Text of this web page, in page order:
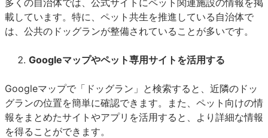
載しています。特に、ペット共生を推進している自治体で
は、公共のドッグランが整備されていることが多いです。
Googleマップやペット専用サイトを活用する
Googleマップで「ドッグラン」と検索すると、近隣のドッ
グランの位置を簡単に確認できます。また、ペット向けの情
報をまとめたサイトやアプリを活用すると、より詳細な情報
を得ることができます。